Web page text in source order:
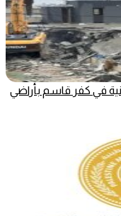
في كفر قاسم بأراضي